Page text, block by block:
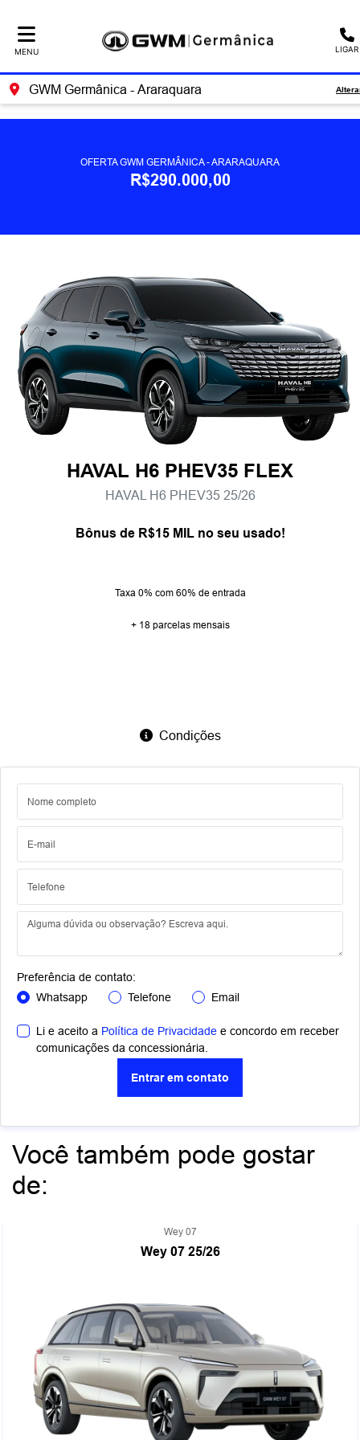
MENU LIGAR
GWM Germânica - Araraquara
OFERTA GWM GERMÂNICA - ARARAQUARA
R$290.000,00
HAVAL H6 PHEV35 FLEX
HAVAL H6 PHEV35 25/26
Bônus de R$15 MIL no seu usado!
Taxa 0% com 60% de entrada
+ 18 parcelas mensais
Condições
Preferência de contato:
Whatsapp
Telefone Email
Li e aceito a Política de Privacidade e concordo em receber
comunicações da concessionária.
Entrar em contato
Você também pode gostar
de:
Wey 07
Wey 07 25/26